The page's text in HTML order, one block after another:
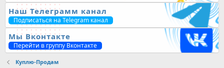
Наш Телеграмм канал
Подписаться на Telegram канал
Мы Вконтакте
Перейти в группу Вконтакте
Куплю-Продам